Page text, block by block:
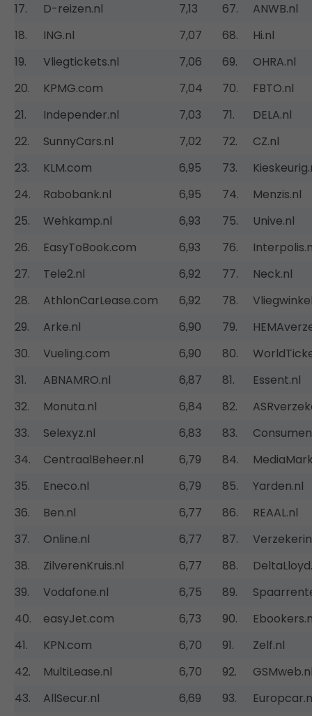
17.
D-reizen.nl 7,13 67.
ANWB.nl
18.
ING.nl 7,07 68.
Hi.nl
19.
Vliegtickets.nl 7,06 69.
OHRA.nl
20.
KPMG.com 7,04 70.
FBTO.nl
21.
Independer.nl 7,03 71.
DELA.nl
22.
SunnyCars.nl 7,02 72.
CZ.nl
23.
KLM.com 6,95 73.
24.
Rabobank.nl 6,95 74.
Menzis.nl
25.
Wehkamp.nl 6,93 75.
Unive.nl
26.
EasyToBook.com 6,93 76.
27.
Tele2.nl 6,92 77.
Neck.nl
28.
AthlonCarLease.com 6,92 78.
29.
Arke.nl 6,90 79.
30.
Vueling.com 6,90 80.
31.
ABNAMRO.nl 6,87 81.
Essent.nl
32.
Monuta.nl 6,84 82.
33.
Selexyz.nl 6,83 83.
34.
CentraalBeheer.nl 6,79 84.
35.
Eneco.nl 6,79 85.
Yarden.nl
36.
Ben.nl 6,77 86.
REAAL.nl
37.
Online.nl 6,77 87.
38.
ZilverenKruis.nl 6,77 88.
39.
Vodafone.nl 6,75 89.
40.
easyJet.com 6,73 90.
41.
KPN.com 6,70 91.
Zelf.nl
42.
MultiLease.nl 6,70 92.
43.
AllSecur.nl 6,69 93.